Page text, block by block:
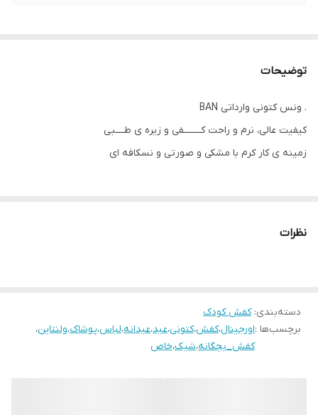
توضیحات
. ونس کتونی وارداتی BAN
کیفیت عالی، نرم و راحت کــــــــفی و زیره ی طــــبی
زمینه ی کار کرم با مشکی و صورتی و نسکافه ای
۳۰ مناسب پای ۱۸ سانــــت
۳۱ مناسب پای ۱۸.۵ سانت
نظرات
دسته‌بندی:کفش کودک
برچسب‌ها :اورجینال،کفش،کتونی،عید،عیدانه،لباس،پوشاک،ولنتاین،
کفش_بچگانه،شیک،خاص